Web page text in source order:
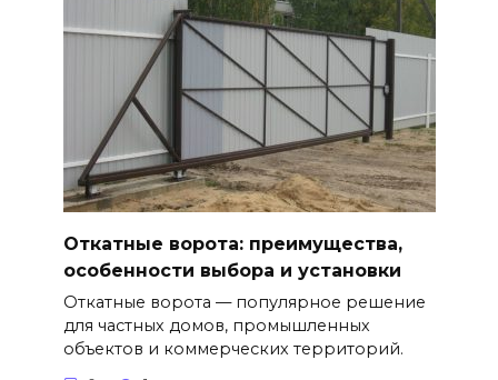
Откатные ворота: преимущества,
особенности выбора и установки
Откатные ворота — популярное решение
для частных домов, промышленных
объектов и коммерческих территорий.